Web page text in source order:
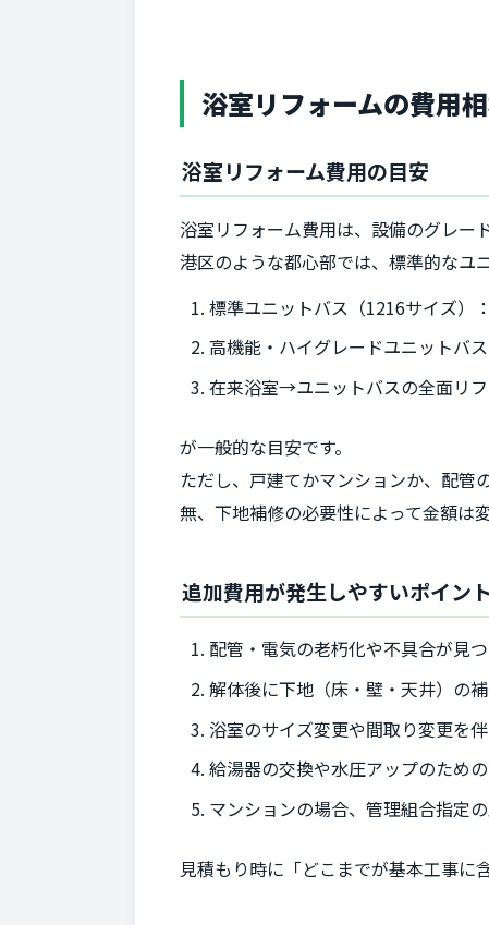
浴室リフォームの費用
浴室リフォーム費用の目安
浴室リフォーム費用は、設備のグレー
港区のような都心部では、標準的なユ
標準ユニットバス（1216サイズ）：
高機能・ハイグレードユニットバス
在来浴室→ユニットバスの全面リフ
が一般的な目安です。
ただし、戸建てかマンションか、配管
無、下地補修の必要性によって金額は変
追加費用が発生しやすいポイント
配管・電気の老朽化や不具合が見
解体後に下地（床・壁・天井）の
浴室のサイズ変更や間取り変更を
給湯器の交換や水圧アップのため
マンションの場合、管理組合指定
見積もり時に「どこまでが基本工事に